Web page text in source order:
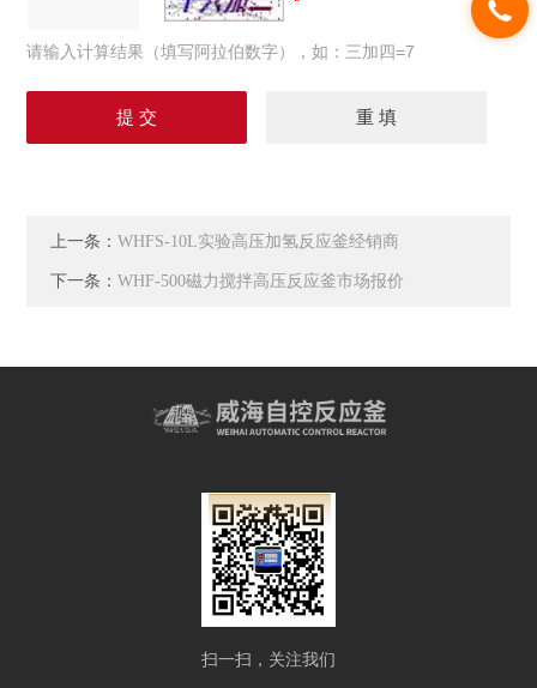
请输入计算结果（填写阿拉伯数字），如：三加四=7
上一条：WHFS-10L实验高压加氢反应釜经销商
下一条：WHF-500磁力搅拌高压反应釜市场报价
扫一扫，关注我们